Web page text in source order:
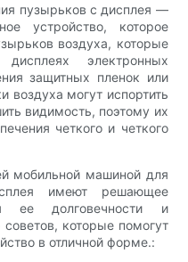
пузырьков с дисплея —
устройство, которое
воздуха, которые
электронных
защитных пленок или
воздуха могут испортить
видимость, поэтому их
четкого и четкого
мобильной машиной для
имеют решающее
ее долговечности и
которые помогут
в отличной форме.: